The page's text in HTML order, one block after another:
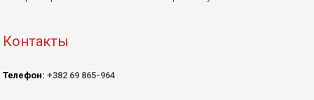
Контакты
Телефон: +382 69 865-964